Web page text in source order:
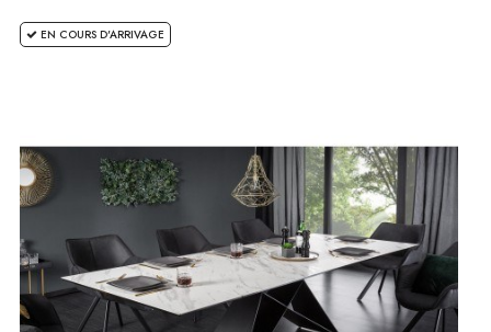
EN COURS D'ARRIVAGE